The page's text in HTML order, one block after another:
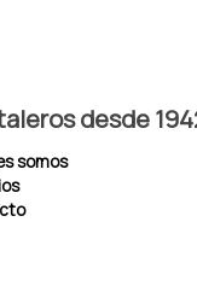
desde
somos